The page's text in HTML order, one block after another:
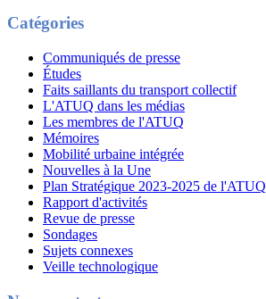
Catégories
Communiqués de presse
Études
Faits saillants du transport collectif
L'ATUQ dans les médias
Les membres de l'ATUQ
Mémoires
Mobilité urbaine intégrée
Nouvelles à la Une
Plan Stratégique 2023-2025 de l'ATUQ
Rapport d'activités
Revue de presse
Sondages
Sujets connexes
Veille technologique